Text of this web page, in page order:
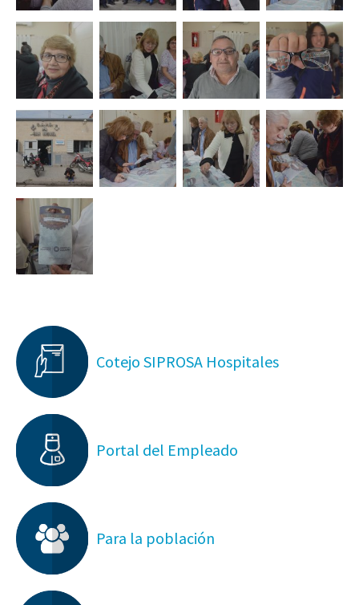
Cotejo SIPROSA Hospitales
Portal del Empleado
Para la población